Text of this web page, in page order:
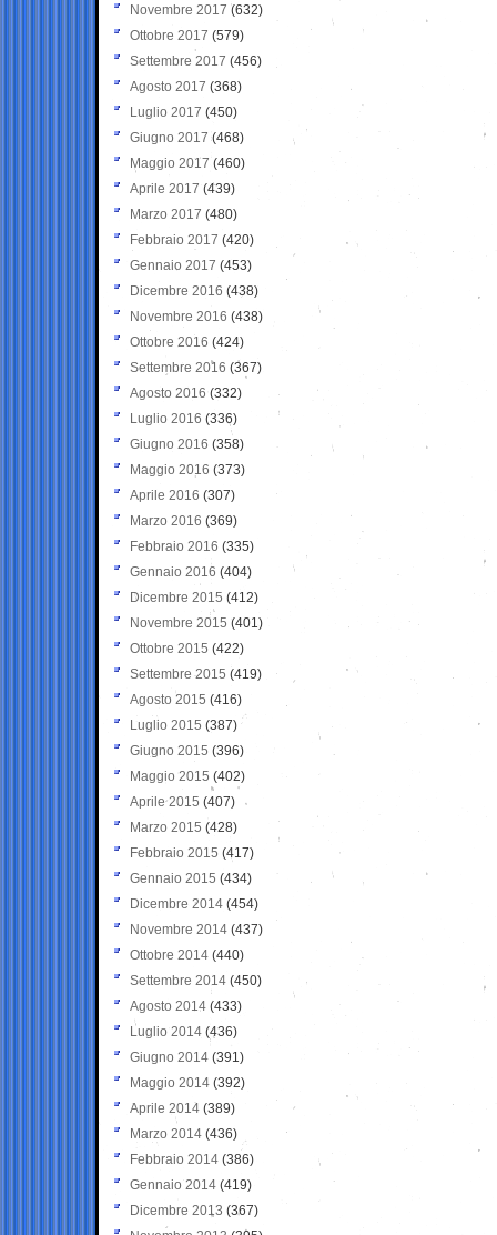
Novembre 2017 (632)
Ottobre 2017 (579)
Settembre 2017 (456)
Agosto 2017 (368)
Luglio 2017 (450)
Giugno 2017 (468)
Maggio 2017 (460)
Aprile 2017 (439)
Marzo 2017 (480)
Febbraio 2017 (420)
Gennaio 2017 (453)
Dicembre 2016 (438)
Novembre 2016 (438)
Ottobre 2016 (424)
Settembre 2016 (367)
Agosto 2016 (332)
Luglio 2016 (336)
Giugno 2016 (358)
Maggio 2016 (373)
Aprile 2016 (307)
Marzo 2016 (369)
Febbraio 2016 (335)
Gennaio 2016 (404)
Dicembre 2015 (412)
Novembre 2015 (401)
Ottobre 2015 (422)
Settembre 2015 (419)
Agosto 2015 (416)
Luglio 2015 (387)
Giugno 2015 (396)
Maggio 2015 (402)
Aprile 2015 (407)
Marzo 2015 (428)
Febbraio 2015 (417)
Gennaio 2015 (434)
Dicembre 2014 (454)
Novembre 2014 (437)
Ottobre 2014 (440)
Settembre 2014 (450)
Agosto 2014 (433)
Luglio 2014 (436)
Giugno 2014 (391)
Maggio 2014 (392)
Aprile 2014 (389)
Marzo 2014 (436)
Febbraio 2014 (386)
Gennaio 2014 (419)
Dicembre 2013 (367)